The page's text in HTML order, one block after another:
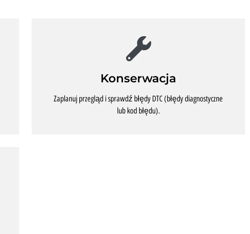
Konserwacja
Zaplanuj przegląd i sprawdź błędy DTC (błędy diagnostyczne
lub kod błędu).